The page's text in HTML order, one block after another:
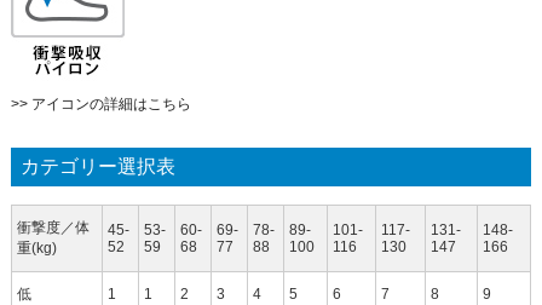
>> アイコンの詳細はこちら
カテゴリー選択表
衝撃度／体
重(kg)
45-
52
53-
59
60-
68
69-
77
78-
88
89-
100
101-
116
117-
130
131-
147
148-
166
低 1 1 2 3 4 5 6 7 8 9